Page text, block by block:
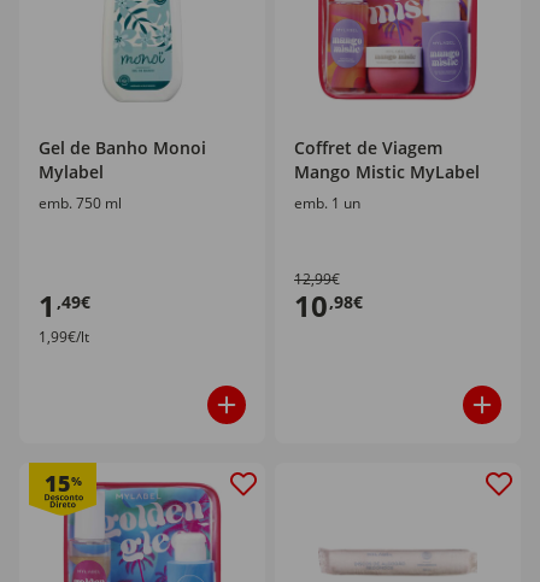
Gel de Banho Monoi
Mylabel
emb. 750 ml
1 ,49€
1,99€/lt
Coffret de Viagem
Mango Mistic MyLabel
emb. 1 un
12,99€
10,98€
15%